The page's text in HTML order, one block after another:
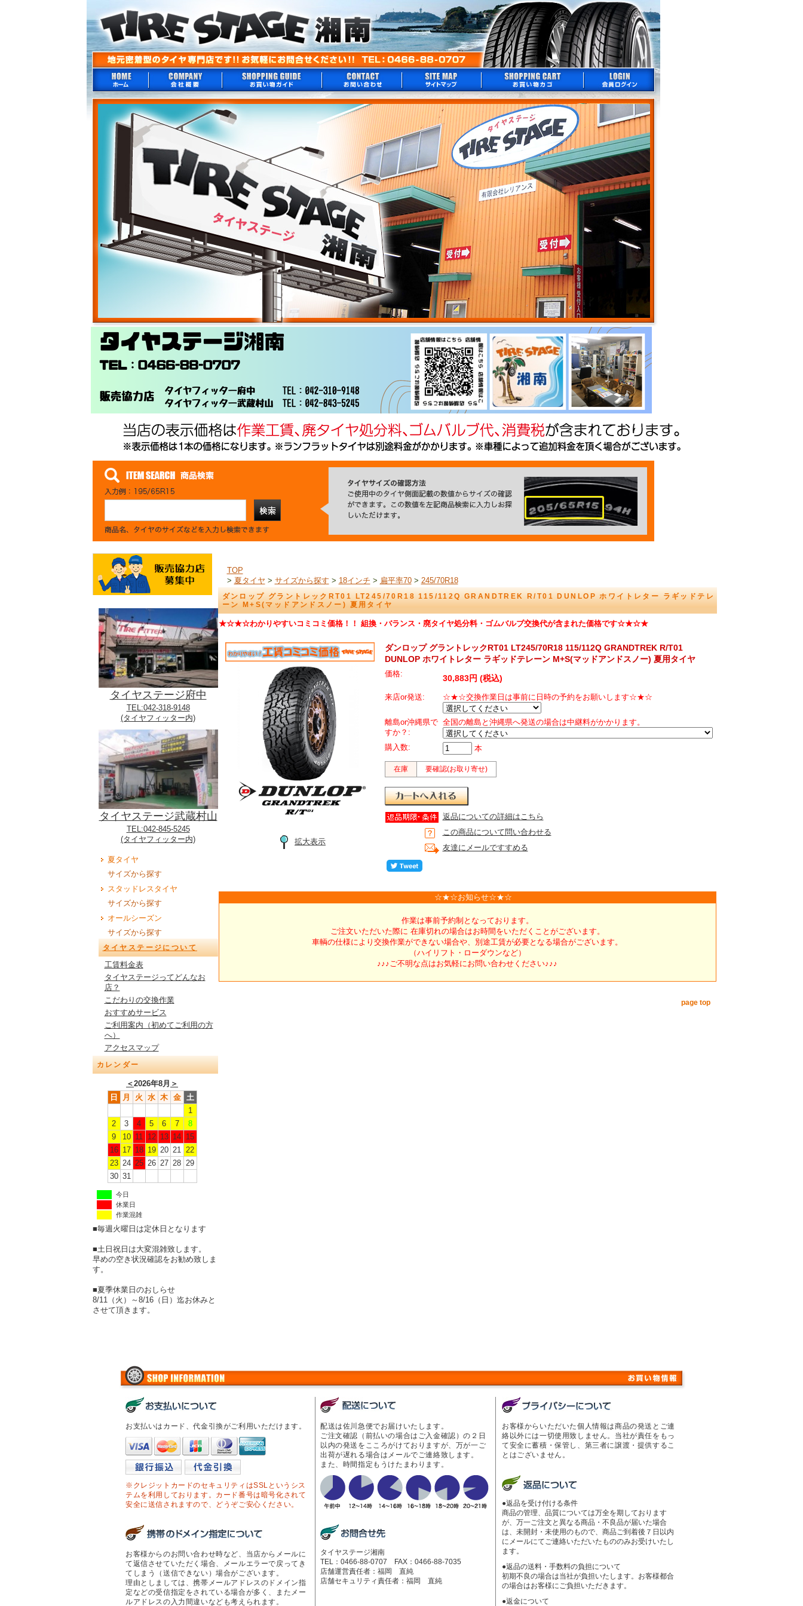
タイヤステージ府中
TEL:042-318-9148
(タイヤフィッター内)
タイヤステージ武蔵村山
TEL:042-845-5245
(タイヤフィッター内)
夏タイヤ
サイズから探す
スタッドレスタイヤ
サイズから探す
オールシーズン
サイズから探す
タイヤステージについて
工賃料金表
タイヤステージってどんなお
店？
こだわりの交換作業
おすすめサービス
ご利用案内（初めてご利用の方
へ）
アクセスマップ
カレンダー
＜2026年8月 ＞
日
月 火 水 木 金
土
1
2
3 4 5 6 7
8
9
10 11 12 13 14 15
16 17 18 19 20 21 22
23 24 25 26 27 28 29
30 31
今日
休業日
作業混雑
■毎週火曜日は定休日となります
■土日祝日は大変混雑致します。
早めの空き状況確認をお勧め致しま
す。
■夏季休業日のおしらせ
8/11（火）～8/16（日）迄お休みと
させて頂きます。
TOP
> 夏タイヤ > サイズから探す > 18インチ > 扁平率70> 245/70R18
ダンロップ グラントレックRT01 LT245/70R18 115/112Q GRANDTREK R/T01 DUNLOP ホワイトレター ラギッドテレ
ーン M+S(マッドアンドスノー) 夏用タイヤ
★☆★☆わかりやすいコミコミ価格！！ 組換・バランス・廃タイヤ処分料・ゴムバルブ交換代が含まれた価格です☆★☆★
拡大表示
ダンロップ グラントレックRT01 LT245/70R18 115/112Q GRANDTREK R/T01
DUNLOP ホワイトレター ラギッドテレーン M+S(マッドアンドスノー) 夏用タイヤ
価格: 30,883円 (税込)
来店or発送: ☆★☆交換作業日は事前に日時の予約をお願いします☆★☆
離島or沖縄県で
すか？:
全国の離島と沖縄県へ発送の場合は中継料がかかります。
購入数: 本
在庫 要確認(お取り寄せ)
返品についての詳細はこちら
この商品について問い合わせる
友達にメールですすめる
☆★☆お知らせ☆★☆
作業は事前予約制となっております。
ご注文いただいた際に 在庫切れの場合はお時間をいただくことがございます。
車輌の仕様により交換作業ができない場合や、別途工賃が必要となる場合がございます。
（ハイリフト・ローダウンなど）
♪♪♪ご不明な点はお気軽にお問い合わせください♪♪♪
page top
お支払いはカード、代金引換がご利用いただけます。
※クレジットカードのセキュリティはSSLというシス
テムを利用しております。カード番号は暗号化されて
安全に送信されますので、どうぞご安心ください。
お客様からのお問い合わせ時など、当店からメールに
て返信させていただく場合、メールエラーで戻ってき
てしまう（送信できない）場合がございます。
理由としましては、携帯メールアドレスのドメイン指
定などの受信指定をされている場合が多く、またメー
ルアドレスの入力間違いなども考えられます。
配送は佐川急便でお届けいたします。
ご注文確認（前払いの場合はご入金確認）の２日
以内の発送をこころがけておりますが、万が一ご
出荷が遅れる場合はメールでご連絡致します。
また、時間指定もうけたまわります。
タイヤステージ湘南
TEL：0466-88-0707 FAX：0466-88-7035
店舗運営責任者：福岡 直純
店舗セキュリティ責任者：福岡 直純
お客様からいただいた個人情報は商品の発送とご連
絡以外には一切使用致しません。当社が責任をもっ
て安全に蓄積・保管し、第三者に譲渡・提供するこ
とはございません。
●返品を受け付ける条件
商品の管理、品質については万全を期しております
が、万一ご注文と異なる商品・不良品が届いた場合
は、未開封・未使用のもので、商品ご到着後７日以内
にメールにてご連絡いただいたもののみお受けいたし
ます。
●返品の送料・手数料の負担について
初期不良の場合は当社が負担いたします。お客様都合
の場合はお客様にご負担いただきます。
●返金について